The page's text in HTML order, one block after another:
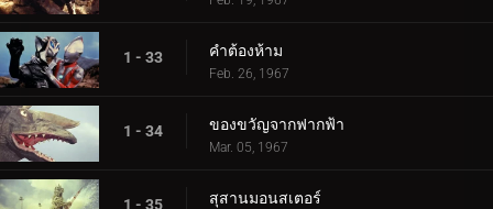
1 - 33 คำต้องห้าม
Feb. 26, 1967
1 - 34 ของขวัญจากฟากฟ้า
Mar. 05, 1967
1 - 35 สุสานมอนสเตอร์